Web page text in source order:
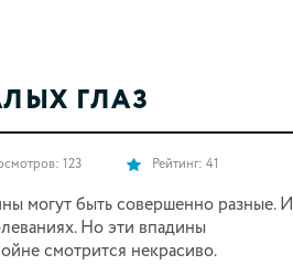
ГЛАЗ
123 Рейтинг: 41
могут быть совершенно разные.И
Но эти впадины
смотрится некрасиво.